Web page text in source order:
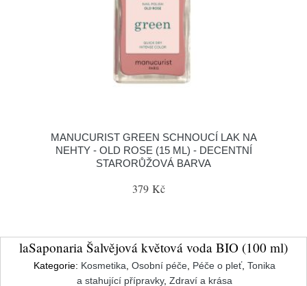
MANUCURIST GREEN SCHNOUCÍ LAK NA
NEHTY - OLD ROSE (15 ML) - DECENTNÍ
STARORŮŽOVÁ BARVA
379 Kč
laSaponaria Šalvějová květová voda BIO (100 ml)
Kategorie: Kosmetika Osobní péče, Péče o pleť, Tonika
a stahující přípravky, Zdraví a krása